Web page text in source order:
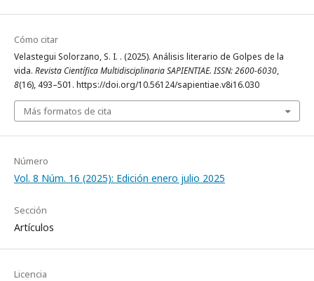
Cómo citar
Velastegui Solorzano, S. I. . (2025). Análisis literario de Golpes de la
vida. Revista Científica Multidisciplinaria SAPIENTIAE. ISSN: 2600-6030,
8(16), 493–501. https://doi.org/10.56124/sapientiae.v8i16.030
Más formatos de cita
Número
Vol. 8 Núm. 16 (2025): Edición enero julio 2025
Sección
Artículos
Licencia